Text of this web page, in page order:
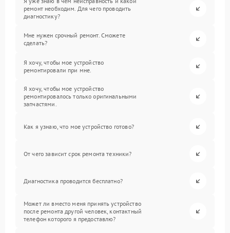
ремонт необходим. Для чего проводить
диагностику?
Мне нужен срочный ремонт. Сможете
сделать?
Я хочу, чтобы мое устройство
ремонтировали при мне.
Я хочу, чтобы мое устройство
ремонтировалось только оригинальными
запчастями.
Как я узнаю, что мое устройство готово?
От чего зависит срок ремонта техники?
Диагностика проводится бесплатно?
Может ли вместо меня принять устройство
после ремонта другой человек, контактный
телефон которого я предоставлю?